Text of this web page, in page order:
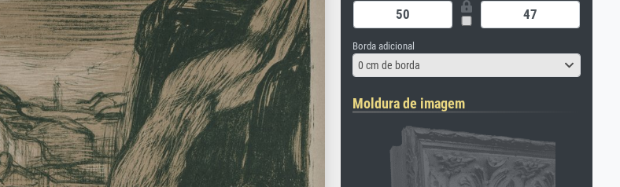
Borda adicional
0 cm de borda
Moldura de imagem